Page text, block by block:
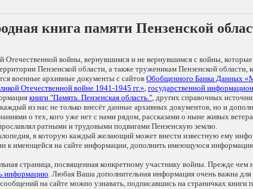
книга памяти Пензенской
Отечественной войны, вернувшимся и не вернувшимся с войны,
Пензенской области, а также труженикам Пензенской области,
военные архивные документы с сайтов Обобщенного Банка Данных
Отечественной войне 1941-1945 гг.», государственной
книги "Память. Пензенская область.", других справочных
из нас не только внесёт данные архивных документов, но и
о тех, кого уже нет с нами рядом, рассказами о ныне живых
ратными и трудовыми подвигами Пензенскую землю.
в которую каждый желающий может внести известную ему
к имеющейся на сайте информации, дополнить имеющуюся
страница, посвященная конкретному участнику войны. Прежде
информацию. Любая Ваша дополнительная информация очень важна для
на сайте можно узнавать, подписавшись на страничках книги